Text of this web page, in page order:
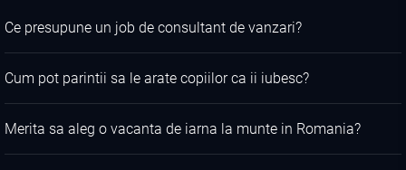
Ce presupune un job de consultant de vanzari?
Cum pot parintii sa le arate copiilor ca ii iubesc?
Merita sa aleg o vacanta de iarna la munte in Romania?